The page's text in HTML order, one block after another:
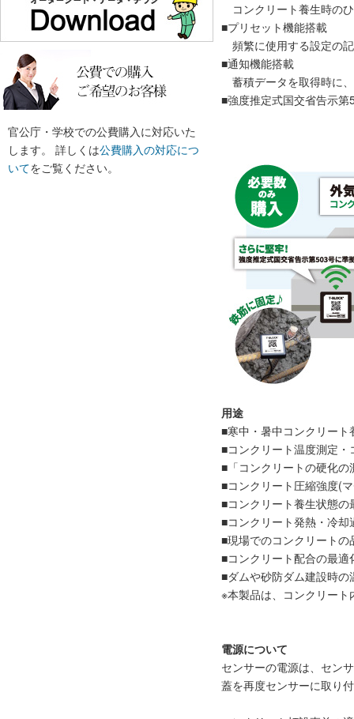
官公庁・学校での公費購入に対応いた
します。 詳しくは公費購入の対応につ
いてをご覧ください。
コンクリート養生時の
■プリセット機能搭載
頻繁に使用する設定の
■通知機能搭載
蓄積データを取得時に
■強度推定式国交省告示第
用途
■寒中・暑中コンクリー
■コンクリート温度測定
■「コンクリートの硬化
■コンクリート圧縮強度(
■コンクリート養生状態の
■コンクリート発熱・冷
■現場でのコンクリートの
■コンクリート配合の最適
■ダムや砂防ダム建設時の
※本製品は、コンクリー
電源について
センサーの電源は、セン
蓋を再度センサーに取り